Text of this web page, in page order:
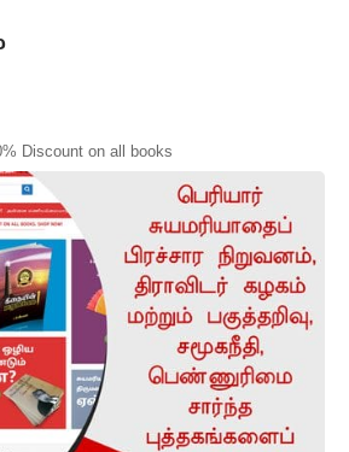
Discount on all books